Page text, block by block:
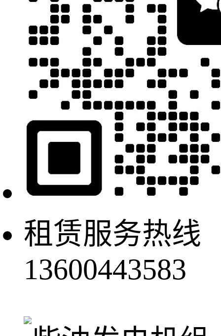
租赁服务热线
13600443583